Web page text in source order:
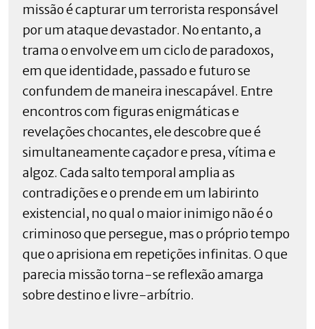
missão é capturar um terrorista responsável
por um ataque devastador. No entanto, a
trama o envolve em um ciclo de paradoxos,
em que identidade, passado e futuro se
confundem de maneira inescapável. Entre
encontros com figuras enigmáticas e
revelações chocantes, ele descobre que é
simultaneamente caçador e presa, vítima e
algoz. Cada salto temporal amplia as
contradições e o prende em um labirinto
existencial, no qual o maior inimigo não é o
criminoso que persegue, mas o próprio tempo
que o aprisiona em repetições infinitas. O que
parecia missão torna-se reflexão amarga
sobre destino e livre-arbítrio.